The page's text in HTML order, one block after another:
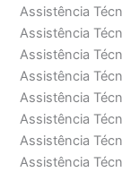
Assistência
Assistência
Assistência
Assistência
Assistência
Assistência
Assistência
Assistência